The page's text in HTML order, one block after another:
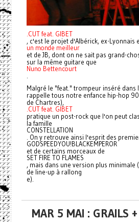
.CUT feat. GIBET
, c'est le projet d'Albérick, ex-Lyonnais
un monde meilleur
et de JB, dont on ne sait pas grand-
sur la même guitare que
Nuno Bettencourt
Malgré le "feat." trompeur inséré dans
rappelle tous notre enfance hip-hop
de Chartres),
.CUT feat. GIBET
pratique un post-rock que l'on peut
la famille
CONSTELLATION
. On y retrouve ainsi l'esprit des
GODSPEEDYOU!BLACKEMPEROR
et de certains morceaux de
SET FIRE TO FLAMES
, mais dans une version plus minimale
de line-up à rallong
e).
MAR 5 MAI : GRAILS